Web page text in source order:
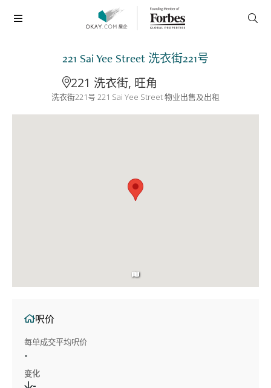
221 Sai Yee Street 洗衣街221号
221 洗衣街, 旺角
洗衣街221号 221 Sai Yee Street 物业出售及出租
呎价
每单成交平均呎价
-
变化